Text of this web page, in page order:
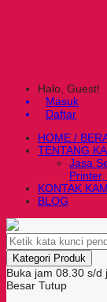
Halo, Guest!
Masuk
Daftar
HOME /
TENTANG
Jasa
KONTAK
BLOG
Kategori Produk
Buka jam 08.30 s/
Besar Tutup